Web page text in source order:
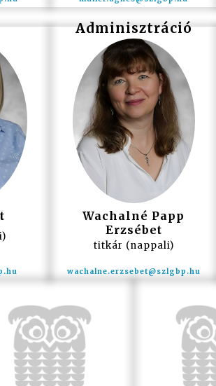
Adminisztráció
Wachalné Papp
Erzsébet
titkár (nappali)